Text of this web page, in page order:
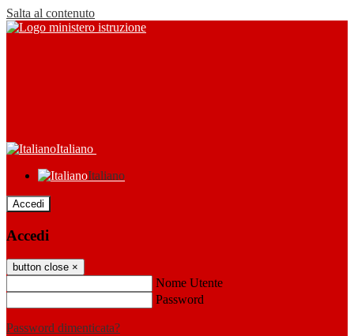
Salta al contenuto
Italiano
Italiano
Accedi
Accedi
button close ×
Nome Utente
Password
Password dimenticata?